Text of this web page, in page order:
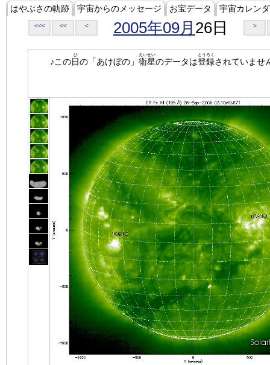
はやぶさの軌跡 宇宙からのメッセージ お宝データ 宇宙カレン
<<< << < 2005年09月 26日 >
♪この日
ひ
の「あけぼの」 衛星
えいせい
のデータは登録
とうろく
されていませ